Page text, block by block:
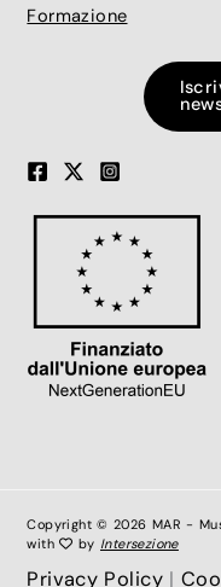
Formazione
Copyright © 2026 MAR -
with
by Intersezione
Privacy Policy|